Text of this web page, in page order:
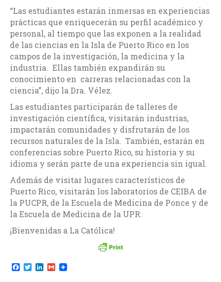
“Las estudiantes estarán inmersas en experiencias
prácticas que enriquecerán su perfil académico y
personal, al tiempo que las exponen a la realidad
de las ciencias en la Isla de Puerto Rico en los
campos de la investigación, la medicina y la
industria. Ellas también expandirán su
conocimiento en carreras relacionadas con la
ciencia”, dijo la Dra. Vélez.
Las estudiantes participarán de talleres de
investigación científica, visitarán industrias,
impactarán comunidades y disfrutarán de los
recursos naturales de la Isla. También, estarán en
conferencias sobre Puerto Rico, su historia y su
idioma y serán parte de una experiencia sin igual.
Además de visitar lugares característicos de
Puerto Rico, visitarán los laboratorios de CEIBA de
la PUCPR, de la Escuela de Medicina de Ponce y de
la Escuela de Medicina de la UPR.
¡Bienvenidas a La Católica!
F
a
T
w
L G
m